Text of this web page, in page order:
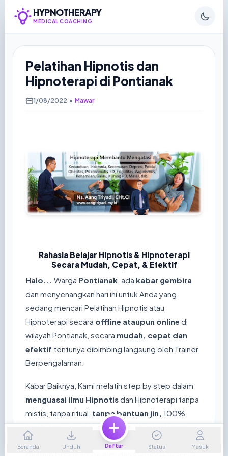
HYPNOTHERAPY
MEDICAL COACHING
Pelatihan Hipnotis dan
Hipnoterapi di Pontianak
1/08/2022 • Mawar
Rahasia Belajar Hipnotis & Hipnoterapi
Secara Mudah, Cepat, & Efektif
Halo... Warga Pontianak , ada kabar gembira
dan menyenangkan hari ini untuk Anda yang
sedang mencari Pelatihan Hipnotis atau
Hipnoterapi secara offline ataupun online di
wilayah Pontianak, secara mudah, cepat dan
efektif tentunya dibimbing langsung oleh Trainer
Berpengalaman.
Kabar Baiknya, Kami melatih step by step dalam
menguasai ilmu Hipnotisdan Hipnoterapi tanpa
mistis, tanpa ritual, tanpa bantuan jin, 100%
ilmiah, tanpa puasa apalagi yang bertentangan
dengan agama tertentu, Hanya dalam2 hari
Beranda Unduh Daftar Status Masuk